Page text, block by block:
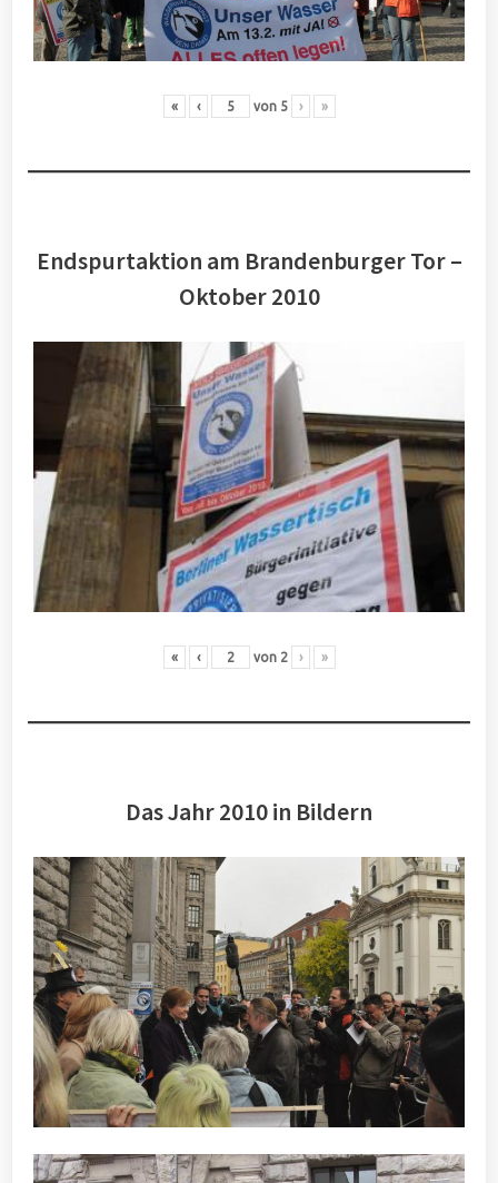
« ‹ von 5 › »
Endspurtaktion am Brandenburger Tor –
Oktober 2010
« ‹ von 2 › »
Das Jahr 2010 in Bildern